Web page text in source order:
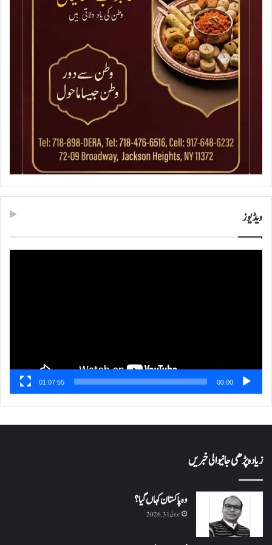
ویڈیوز
00:00
01:07:55
زیادہ پڑھی جانیوالی خبریں
وہ پاکستان کہاں گیا؟
جولائی 31, 2026